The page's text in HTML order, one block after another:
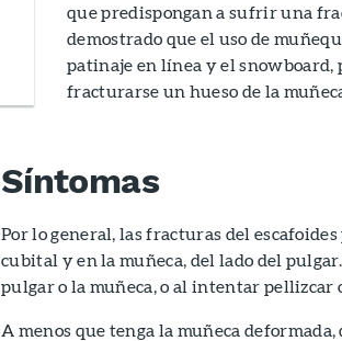
que predispongan a sufrir una
demostrado que el uso de
patinaje en línea y el snowboard,
fracturarse un hueso de la
Síntomas
Por lo general, las fracturas del
cubital y en la muñeca, del lado del
pulgar o la muñeca, o al intentar pellizcar
A menos que tenga la muñeca